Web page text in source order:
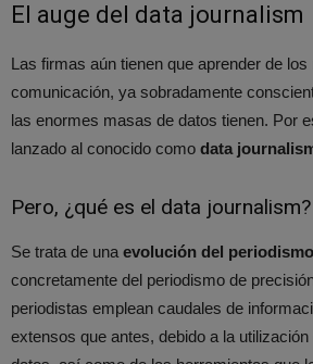
El auge del data journalism
Las firmas aún tienen que aprender de
comunicación, ya sobradamente
las enormes masas de datos tienen. Por
lanzado al conocido como data
Pero, ¿qué es el data journalism?
Se trata de unaevolución del
concretamente del periodismo de
periodistas emplean caudales de
extensos que antes, debido a la